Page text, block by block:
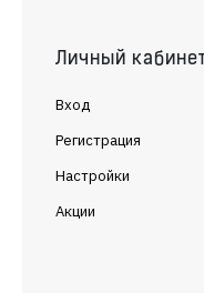
Личный
Вход
Регистрация
Настройки
Акции